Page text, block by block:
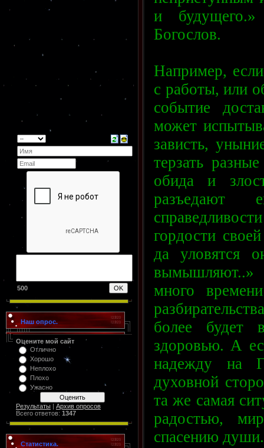
500
Наш опрос.
Оцените мой сайт
Отлично
Хорошо
Неплохо
Плохо
Ужасно
Результаты | Архив опросов
Всего ответов: 1347
Статистика.
и
Богослов.
Например,
с работы, или
событие
может
зависть,
терзать
обида и
гордости
да уловятся
много
более будет
здоровью. А
надежду на
духовной
та же самая
радостью,
спасению